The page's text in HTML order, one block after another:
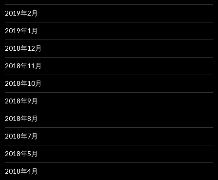
2019年2月
2019年1月
2018年12月
2018年11月
2018年10月
2018年9月
2018年8月
2018年7月
2018年5月
2018年4月